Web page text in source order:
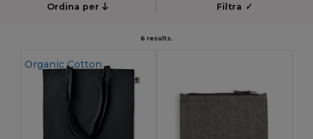
Ordina per Filtra ✓
6 results.
Organic Cotton